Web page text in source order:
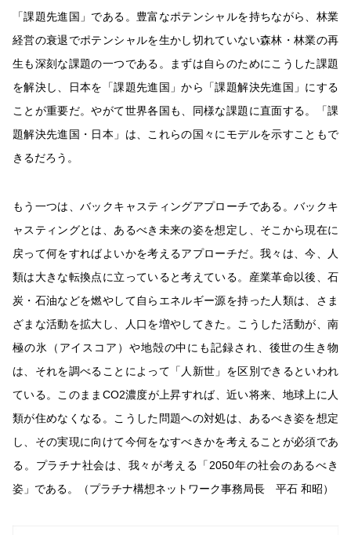
「課題先進国」である。豊富なポテンシャルを持ちながら、林業
経営の衰退でポテンシャルを生かし切れていない森林・林業の再
生も深刻な課題の一つである。まずは自らのためにこうした課題
を解決し、日本を「課題先進国」から「課題解決先進国」にする
ことが重要だ。やがて世界各国も、同様な課題に直面する。「課
題解決先進国・日本」は、これらの国々にモデルを示すこともで
きるだろう。
もう一つは、バックキャスティングアプローチである。バックキ
ャスティングとは、あるべき未来の姿を想定し、そこから現在に
戻って何をすればよいかを考えるアプローチだ。我々は、今、人
類は大きな転換点に立っていると考えている。産業革命以後、石
炭・石油などを燃やして自らエネルギー源を持った人類は、さま
ざまな活動を拡大し、人口を増やしてきた。こうした活動が、南
極の氷（アイスコア）や地殻の中にも記録され、後世の生き物
は、それを調べることによって「人新世」を区別できるといわれ
ている。このままCO2濃度が上昇すれば、近い将来、地球上に人
類が住めなくなる。こうした問題への対処は、あるべき姿を想定
し、その実現に向けて今何をなすべきかを考えることが必須であ
る。プラチナ社会は、我々が考える「2050年の社会のあるべき
姿」である。（プラチナ構想ネットワーク事務局長 平石 和昭）